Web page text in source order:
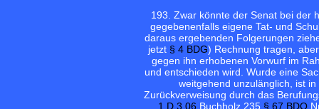
193. Zwar könnte der Senat bei der
gegebenenfalls eigene Tat- und
daraus ergebenden Folgerungen
jetzt § 4 BDG) Rechnung tragen,
gegen ihn erhobenen Vorwurf im
und entschieden wird. Wurde eine
weitgehend unzulänglich, ist
Zurückverweisung durch das
1 D 3.06Buchholz 235 § 67 BDO